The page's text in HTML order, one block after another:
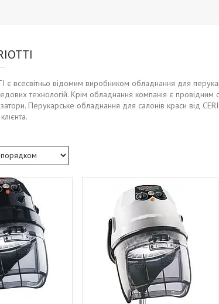
є всесвітньо відомим виробником обладнання для
технологій. Крім обладнання компанія є
Перукарське обладнання для салонів краси від